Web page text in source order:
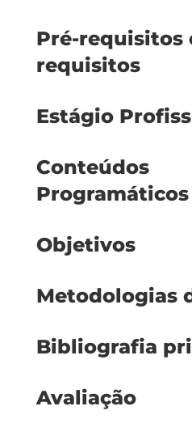
Pré-requisitos
requisitos
Estágio
Conteúdos
Programáticos
Objetivos
Metodologias
Bibliografia
Avaliação